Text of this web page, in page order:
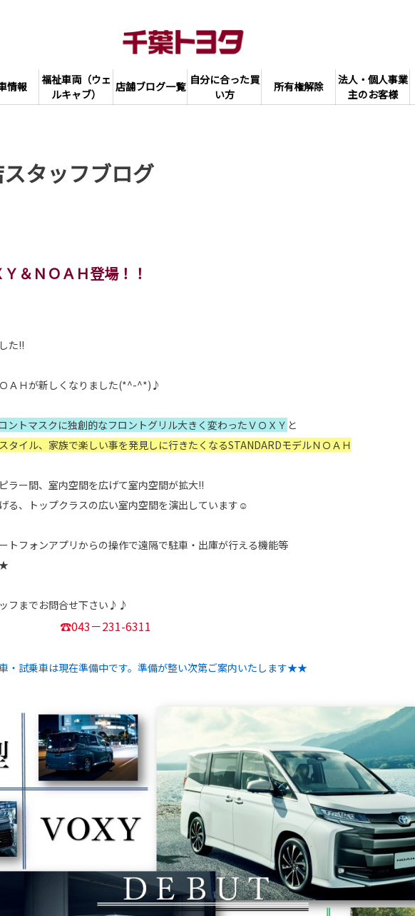
情報
福祉車両（ウェ
ルキャブ）
店舗ブログ一覧 自分に合った買
い方
所有権解除
法人・個人事業
主のお客様
タッフブログ
＆ＮＯＡＨ登場！！
た!!
ＡＨが新しくなりました(*^-^*)♪
ントマスクに独創的なフロントグリル大きく変わったＶＯＸＹ と
タイル、家族で楽しい事を発見しに行きたくなるSTANDARDモデルＮＯＡＨ
ラー間、室内空間を広げて室内空間が拡大!!
る、トップクラスの広い室内空間を演出しています☺
トフォンアプリからの操作で遠隔で駐車・出庫が行える機能等
フまでお問合せ下さい♪♪
☎043－231-6311
試乗車は現在準備中です。準備が整い次第ご案内いたします★★